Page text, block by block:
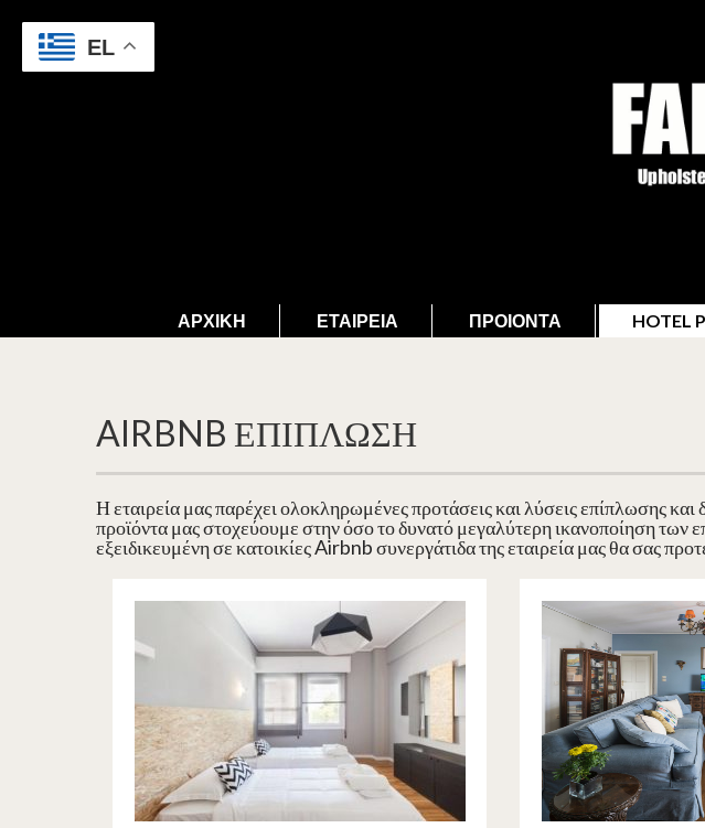
ΑΡΧΙΚΉ ΕΤΑΙΡΕΊΑ ΠΡΟΙΌΝΤΑ HOTEL
AIRBNB ΕΠΙΠΛΩΣΗ
Η εταιρεία μας παρέχει ολοκληρωμένες προτάσεις και λύσεις επίπλωσης
προϊόντα μας στοχεύουμε στην όσο το δυνατό μεγαλύτερη ικανοποίηση των
εξειδικευμένη σε κατοικίες Airbnb συνεργάτιδα της εταιρεία μας θα σας
EL